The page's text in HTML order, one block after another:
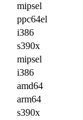
mipsel
ppc64el
i386
s390x
mipsel
i386
amd64
arm64
s390x